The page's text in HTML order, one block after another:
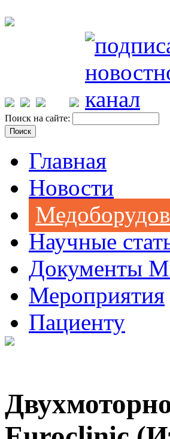
Поиск на сайте:
Главная
Новости
Научные
Документы
Мероприятия
Пациенту